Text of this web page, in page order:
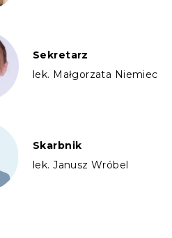
Sekretarz
lek. Małgorzata Niemiec
Skarbnik
lek. Janusz Wróbel